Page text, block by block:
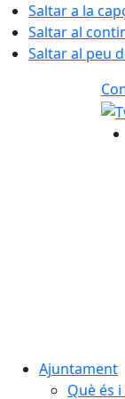
Saltar a la
Saltar al
Saltar al peu
Ajuntament
Què és